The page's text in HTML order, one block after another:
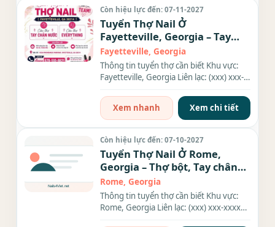
Còn hiệu lực đến: 07-11-2027
Tuyển Thợ Nail Ở
Fayetteville, Georgia – Tay
chân nước, Everything
Fayetteville, Georgia
Thông tin tuyển thợ cần biết Khu vực:
Fayetteville, Georgia Liên lạc: (xxx) xxx-
Xem nhanh
Xem chi tiết
Còn hiệu lực đến: 07-10-2027
Tuyển Thợ Nail Ở Rome,
Georgia – Thợ bột, Tay chân
nước, Dip
Rome, Georgia
Thông tin tuyển thợ cần biết Khu vực:
Rome, Georgia Liên lạc: (xxx) xxx-xxxx